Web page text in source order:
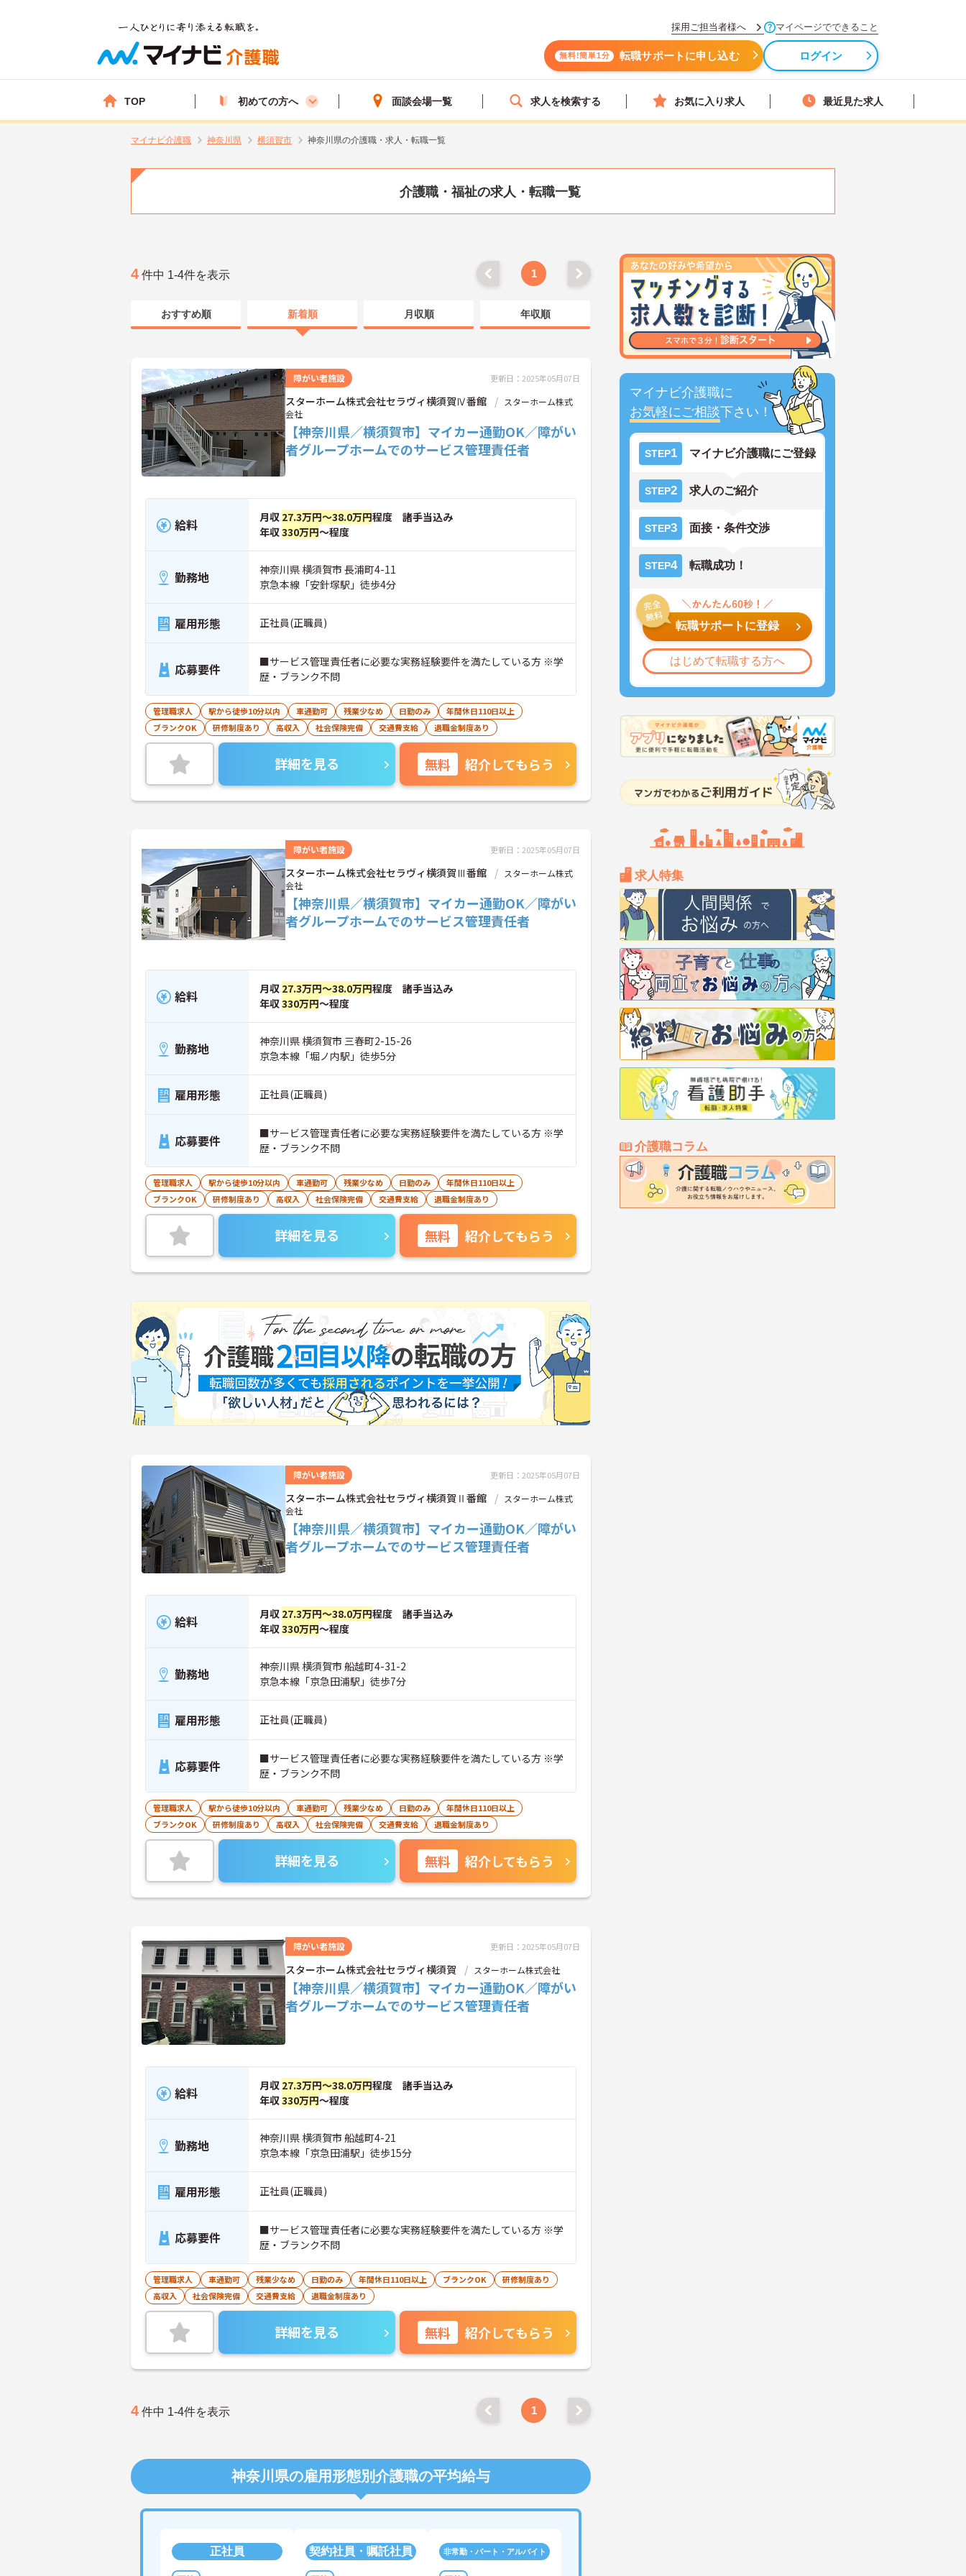
採用ご担当者様へ マイページでできること
無料!簡単1分 転職サポートに申し込む ログイン
TOP 初めての方へ 面談会場一覧 求人を検索する お気に入り求人 最近見た求人
マイナビ介護職 神奈川県 横須賀市 神奈川県の介護職・求人・転職一覧
介護職・福祉の求人・転職一覧
マイナビ介護職に
お気軽にご相談下さい！
STEP1 マイナビ介護職にご登録
STEP2 求人のご紹介
STEP3 面接・条件交渉
STEP4 転職成功！
転職サポートに登録
はじめて転職する方へ
求人特集
介護職コラム
4 件中 1-4件を表示 1
おすすめ順 新着順 月収順 年収順
障がい者施設 更新日：2025年05月07日
スターホーム株式会社セラヴィ横須賀Ⅳ番館
スターホーム株式
会社
【神奈川県／横須賀市】マイカー通勤OK／障がい
者グループホームでのサービス管理責任者
給料 月収 27.3万円～38.0万円程度 諸手当込み
年収330万円～程度
勤務地
神奈川県 横須賀市 長浦町4-11
京急本線「安針塚駅」徒歩4分
雇用形態 正社員(正職員)
応募要件
■サービス管理責任者に必要な実務経験要件を満たしている方 ※学
歴・ブランク不問
管理職求人 駅から徒歩10分以内 車通勤可 残業少なめ 日勤のみ
年間休日110日以上
ブランクOK
研修制度あり 高収入 社会保険完備 交通費支給 退職金制度あり
詳細を見る 無料 紹介してもらう
障がい者施設 更新日：2025年05月07日
スターホーム株式会社セラヴィ横須賀Ⅲ番館
スターホーム株式
会社
【神奈川県／横須賀市】マイカー通勤OK／障がい
者グループホームでのサービス管理責任者
給料 月収 27.3万円～38.0万円程度 諸手当込み
年収330万円～程度
勤務地
神奈川県 横須賀市 三春町2-15-26
京急本線「堀ノ内駅」徒歩5分
雇用形態 正社員(正職員)
応募要件
■サービス管理責任者に必要な実務経験要件を満たしている方 ※学
歴・ブランク不問
管理職求人 駅から徒歩10分以内 車通勤可 残業少なめ 日勤のみ
年間休日110日以上
ブランクOK
研修制度あり 高収入 社会保険完備 交通費支給 退職金制度あり
詳細を見る 無料 紹介してもらう
障がい者施設 更新日：2025年05月07日
スターホーム株式会社セラヴィ横須賀Ⅱ番館
スターホーム株式
会社
【神奈川県／横須賀市】マイカー通勤OK／障がい
者グループホームでのサービス管理責任者
給料 月収 27.3万円～38.0万円程度 諸手当込み
年収330万円～程度
勤務地
神奈川県 横須賀市 船越町4-31-2
京急本線「京急田浦駅」徒歩7分
雇用形態 正社員(正職員)
応募要件
■サービス管理責任者に必要な実務経験要件を満たしている方 ※学
歴・ブランク不問
管理職求人 駅から徒歩10分以内 車通勤可 残業少なめ 日勤のみ
年間休日110日以上
ブランクOK
研修制度あり 高収入 社会保険完備 交通費支給 退職金制度あり
詳細を見る 無料 紹介してもらう
障がい者施設 更新日：2025年05月07日
スターホーム株式会社セラヴィ横須賀 スターホーム株式会社
【神奈川県／横須賀市】マイカー通勤OK／障がい
者グループホームでのサービス管理責任者
給料 月収 27.3万円～38.0万円程度 諸手当込み
年収330万円～程度
勤務地
神奈川県 横須賀市 船越町4-21
京急本線「京急田浦駅」徒歩15分
雇用形態 正社員(正職員)
応募要件
■サービス管理責任者に必要な実務経験要件を満たしている方 ※学
歴・ブランク不問
管理職求人 車通勤可 残業少なめ 日勤のみ 年間休日110日以上 ブランクOK
研修制度あり
高収入
社会保険完備 交通費支給 退職金制度あり
詳細を見る 無料 紹介してもらう
4 件中 1-4件を表示 1
神奈川県の雇用形態別介護職の平均給与
正社員 契約社員・嘱託社員 非常勤・パート・アルバイト